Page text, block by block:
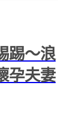
新生寶寶...
踢～浪
孕夫妻